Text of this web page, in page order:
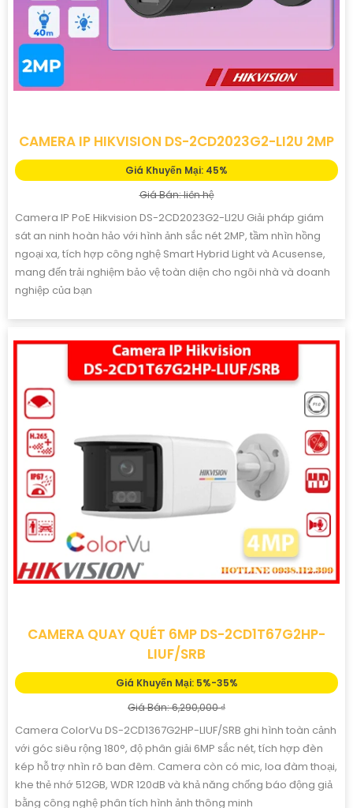
CAMERA IP HIKVISION DS-2CD2023G2-LI2U 2MP
Giá Khuyến Mại: 45%
Giá Bán: liên hệ
Camera IP PoE Hikvision DS-2CD2023G2-LI2U Giải pháp giám
sát an ninh hoàn hảo với hình ảnh sắc nét 2MP, tầm nhìn hồng
ngoại xa, tích hợp công nghệ Smart Hybrid Light và Acusense,
mang đến trải nghiệm bảo vệ toàn diện cho ngôi nhà và doanh
nghiệp của bạn
CAMERA QUAY QUÉT 6MP DS-2CD1T67G2HP-
LIUF/SRB
Giá Khuyến Mại: 5%-35%
Giá Bán: 6,290,000 ₫
Camera ColorVu DS-2CD1367G2HP-LIUF/SRB ghi hình toàn cảnh
với góc siêu rộng 180°, độ phân giải 6MP sắc nét, tích hợp đèn
kép hỗ trợ nhìn rõ ban đêm. Camera còn có mic, loa đàm thoại,
khe thẻ nhớ 512GB, WDR 120dB và khả năng chống báo động giả
bằng công nghệ phân tích hình ảnh thông minh